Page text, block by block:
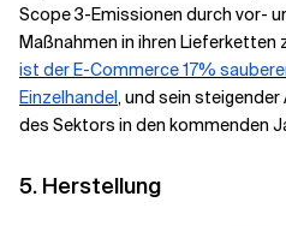
Scope 3-Emissionen durch vor-
Maßnahmen in ihren Lieferketten
ist der E-Commerce 17%
Einzelhandel,und sein steigender
des Sektors in den kommenden
5. Herstellung